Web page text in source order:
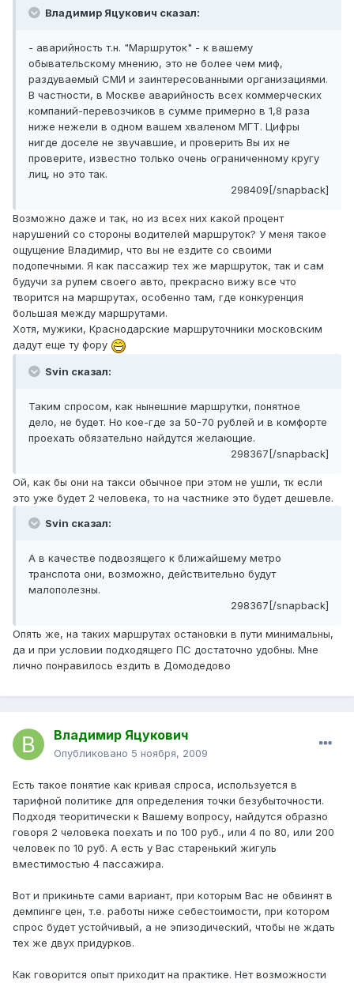
Владимир Яцукович сказал:
- аварийность т.н. "Маршруток" - к вашему
обывательскому мнению, это не более чем миф,
раздуваемый СМИ и заинтересованными организациями.
В частности, в Москве аварийность всех коммерческих
компаний-перевозчиков в сумме примерно в 1,8 раза
ниже нежели в одном вашем хваленом МГТ. Цифры
нигде доселе не звучавшие, и проверить Вы их не
проверите, известно только очень ограниченному кругу
лиц, но это так.
298409[/snapback]
Возможно даже и так, но из всех них какой процент
нарушений со стороны водителей маршруток? У меня такое
ощущение Владимир, что вы не ездите со своими
подопечными. Я как пассажир тех же маршруток, так и сам
будучи за рулем своего авто, прекрасно вижу все что
творится на маршрутах, особенно там, где конкуренция
большая между маршрутами.
Хотя, мужики, Краснодарские маршруточники московским
дадут еще ту фору
Svin сказал:
Таким спросом, как нынешние маршрутки, понятное
дело, не будет. Но кое-где за 50-70 рублей и в комфорте
проехать обязательно найдутся желающие.
298367[/snapback]
Ой, как бы они на такси обычное при этом не ушли, тк если
это уже будет 2 человека, то на частнике это будет дешевле.
Svin сказал:
А в качестве подвозящего к ближайшему метро
транспота они, возможно, действительно будут
малополезны.
298367[/snapback]
Опять же, на таких маршрутах остановки в пути минимальны,
да и при условии подходящего ПС достаточно удобны. Мне
лично понравилось ездить в Домодедово
Владимир Яцукович
Опубликовано 5 ноября, 2009
Есть такое понятие как кривая спроса, используется в
тарифной политике для определения точки безубыточности.
Подходя теоритически к Вашему вопросу, найдутся образно
говоря 2 человека поехать и по 100 руб., или 4 по 80, или 200
человек по 10 руб. А есть у Вас старенький жигуль
вместимостью 4 пассажира.
Вот и прикиньте сами вариант, при которым Вас не обвинят в
демпинге цен, т.е. работы ниже себестоимости, при котором
спрос будет устойчивый, а не эпизодический, чтобы не ждать
тех же двух придурков.
Как говорится опыт приходит на практике. Нет возможности